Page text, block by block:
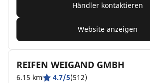
Händler kontaktieren
Website anzeigen
REIFEN WEIGAND GMBH
6.15 km 4.7/5(512)